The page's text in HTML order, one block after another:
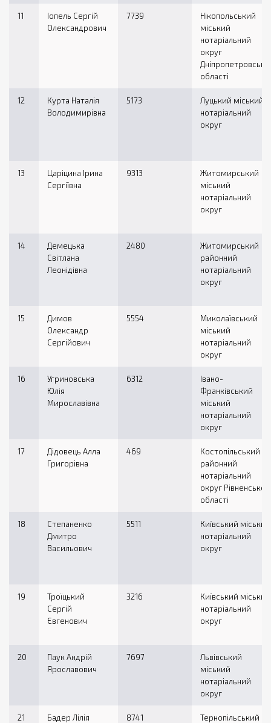
11
Іопель Сергій
Олександрович
7739
Нікопольський
міський
нотаріальний
округ
Дніпропетровської
області
12
Курта Наталія
Володимирівна
5173
Луцький міський
нотаріальний
округ
13
Царіцина Ірина
Сергіївна
9313
Житомирський
міський
нотаріальний
округ
14
Демецька
Світлана
Леонідівна
2480
Житомирський
районний
нотаріальний
округ
15
Димов
Олександр
Сергійович
5554
Миколаївський
міський
нотаріальний
округ
16
Угриновська
Юлія
Мирославівна
6312
Івано-
Франківський
міський
нотаріальний
округ
17
Дідовець Алла
Григорівна
469
Костопільський
районний
нотаріальний
округ Рівненської
області
18
Степаненко
Дмитро
Васильович
5511
Київський міський
нотаріальний
округ
19
Троїцький
Сергій
Євгенович
3216
Київський міський
нотаріальний
округ
20
Паук Андрій
Ярославович
7697
Львівський
міський
нотаріальний
округ
21
Бадер Лілія
8741
Тернопільський